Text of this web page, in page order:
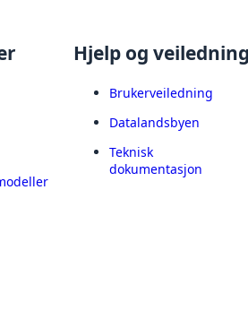
Hjelp og
Brukerveiledning
Datalandsbyen
Teknisk
dokumentasjon